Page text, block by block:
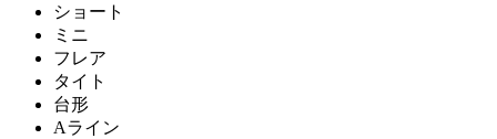
ショート
ミニ
フレア
タイト
台形
Aライン